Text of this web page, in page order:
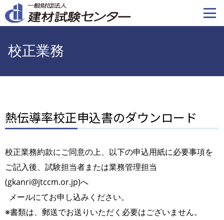
イ
移
動
校正業務
熱伝導率校正申込書のダウンロード
校正業務約款にご同意の上、以下の申込用紙に必要事項を
ご記入後、試験担当者または業務管理担当
(gkanri@jtccm.or.jp)へ
メールにてお申し込みください。
※書類は、郵送でお送りいただく必要はございません。